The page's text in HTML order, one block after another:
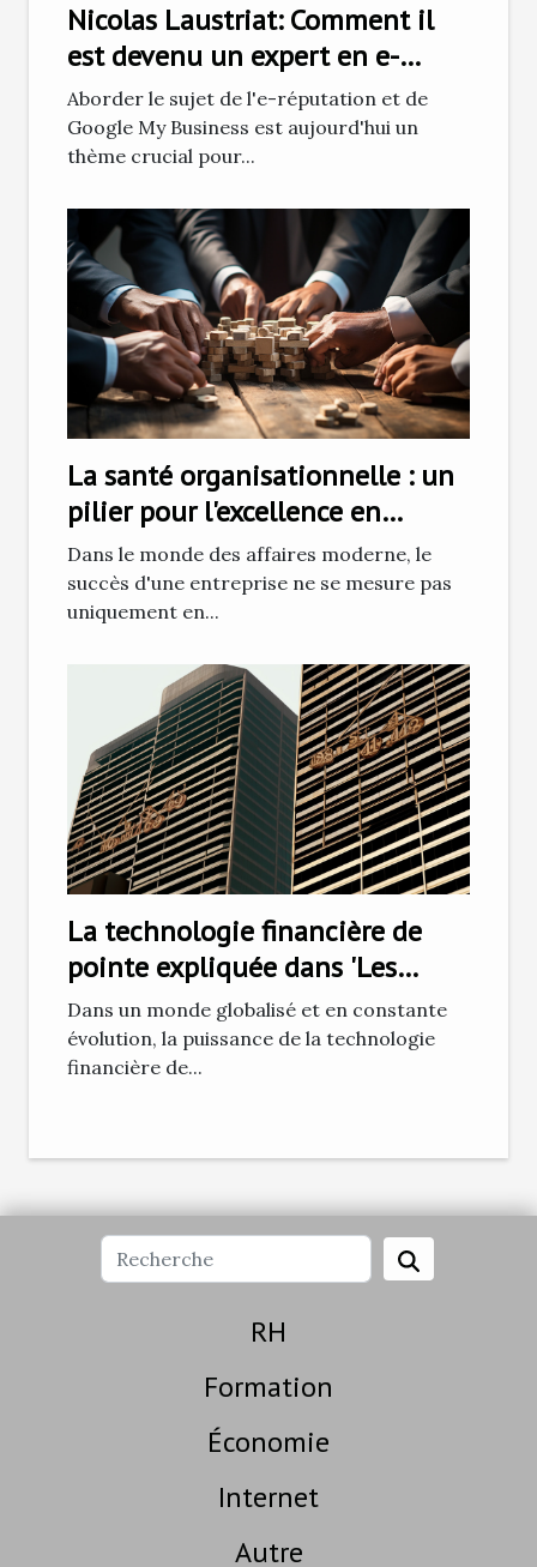
Nicolas Laustriat: Comment il
est devenu un expert en e-
réputation et Google My
Business
Aborder le sujet de l'e-réputation et de
Google My Business est aujourd'hui un
thème crucial pour...
La santé organisationnelle : un
pilier pour l'excellence en
affaires
Dans le monde des affaires moderne, le
succès d'une entreprise ne se mesure pas
uniquement en...
La technologie financière de
pointe expliquée dans 'Les
Essentiels Capital'
Dans un monde globalisé et en constante
évolution, la puissance de la technologie
financière de...
RH
Formation
Économie
Internet
Autre